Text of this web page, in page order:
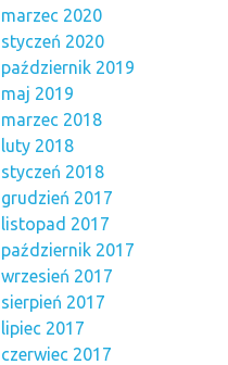
marzec 2020
styczeń 2020
październik 2019
maj 2019
marzec 2018
luty 2018
styczeń 2018
grudzień 2017
listopad 2017
październik 2017
wrzesień 2017
sierpień 2017
lipiec 2017
czerwiec 2017